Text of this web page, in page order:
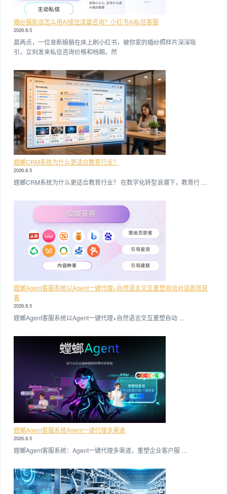
婚纱摄影店怎么用AI接住凌晨咨询？小红书AI私信客服
2026.8.5
晨两点，一位准新娘躺在床上刷小红书，被你家的婚纱照样片深深吸
引，立刻发来私信咨询价格和档期。然
螳螂CRM系统为什么更适合教育行业？
2026.8.5
螳螂CRM系统为什么更适合教育行业？ 在数字化转型浪潮下，教育行 …
螳螂Agent客服系统以Agent一键代理+自然语言交互重塑自动对话高效获
客
2026.8.5
螳螂Agent客服系统以Agent一键代理+自然语言交互重塑自动 …
螳螂Agent客服系统Agent一键代理多渠道
2026.8.5
螳螂Agent客服系统：Agent一键代理多渠道，重塑企业客户服 …